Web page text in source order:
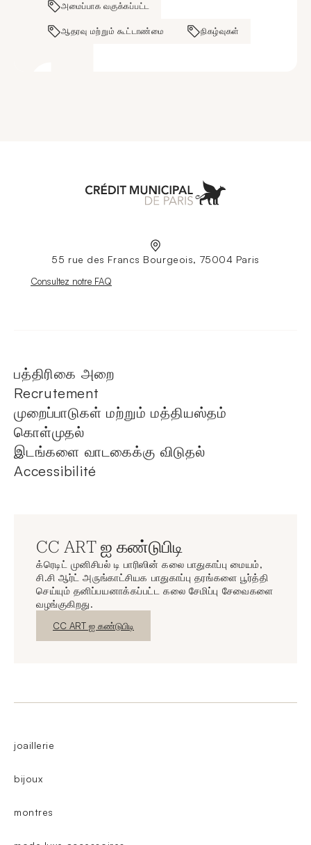
அமைப்பாக வகுக்கப்பட்ட
ஆதரவு மற்றும் கூட்டாண்மை நிகழ்வுகள்
55 rue des Francs Bourgeois, 75004 Paris
Nouvelle fenêtre
Consultez notre FAQ
பத்திரிகை அறை
Recrutement
முறைப்பாடுகள் மற்றும் மத்தியஸ்தம்
கொள்முதல்
இடங்களை வாடகைக்கு விடுதல்
Accessibilité
CC ART ஐ கண்டுபிடி
க்ரெடிட் முனிசிபல் டி பாரிஸின் கலை பாதுகாப்பு மையம்,
சி.சி ஆர்ட் அருங்காட்சியக பாதுகாப்பு தரங்களை பூர்த்தி
செய்யும் தனிப்பயனாக்கப்பட்ட கலை சேமிப்பு சேவைகளை
வழங்குகிறது.
புதிய சாளரம்
CC ART ஐ கண்டுபிடி
joaillerie
bijoux
montres